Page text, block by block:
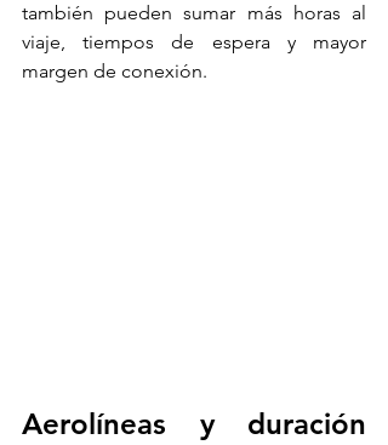
también pueden sumar más horas al
viaje, tiempos de espera y mayor
margen de conexión.
Aerolíneas y duración